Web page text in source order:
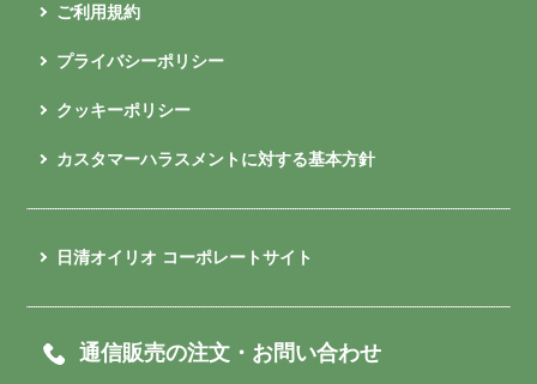
ご利用規約
プライバシーポリシー
クッキーポリシー
カスタマーハラスメントに対する基本方針
日清オイリオ コーポレートサイト
通信販売の注文・お問い合わせ